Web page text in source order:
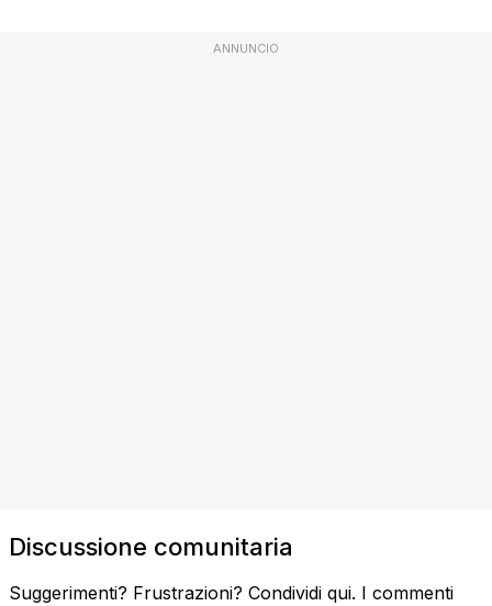
ANNUNCIO
Discussione comunitaria
Suggerimenti? Frustrazioni? Condividi qui. I commenti